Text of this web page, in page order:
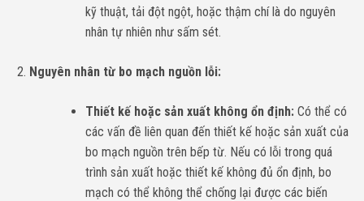
kỹ thuật, tải đột ngột, hoặc thậm chí là do nguyên
nhân tự nhiên như sấm sét.
Nguyên nhân từ bo mạch nguồn lỗi:
Thiết kế hoặc sản xuất không ổn định:Có thể có
các vấn đề liên quan đến thiết kế hoặc sản xuất của
bo mạch nguồn trên bếp từ. Nếu có lỗi trong quá
trình sản xuất hoặc thiết kế không đủ ổn định, bo
mạch có thể không thể chống lại được các biến